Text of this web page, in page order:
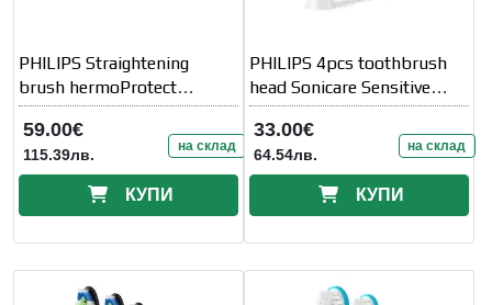
PHILIPS Straightening
brush hermoProtect
technology 3 settings
59.00€
115.39лв. на склад
КУПИ
PHILIPS 4pcs toothbrush
head Sonicare Sensitive
4pcs white
33.00€
64.54лв. на склад
КУПИ